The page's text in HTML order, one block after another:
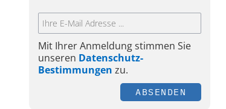
Mit Ihrer Anmeldung stimmen Sie
unseren Datenschutz-
Bestimmungen zu.
ABSENDEN